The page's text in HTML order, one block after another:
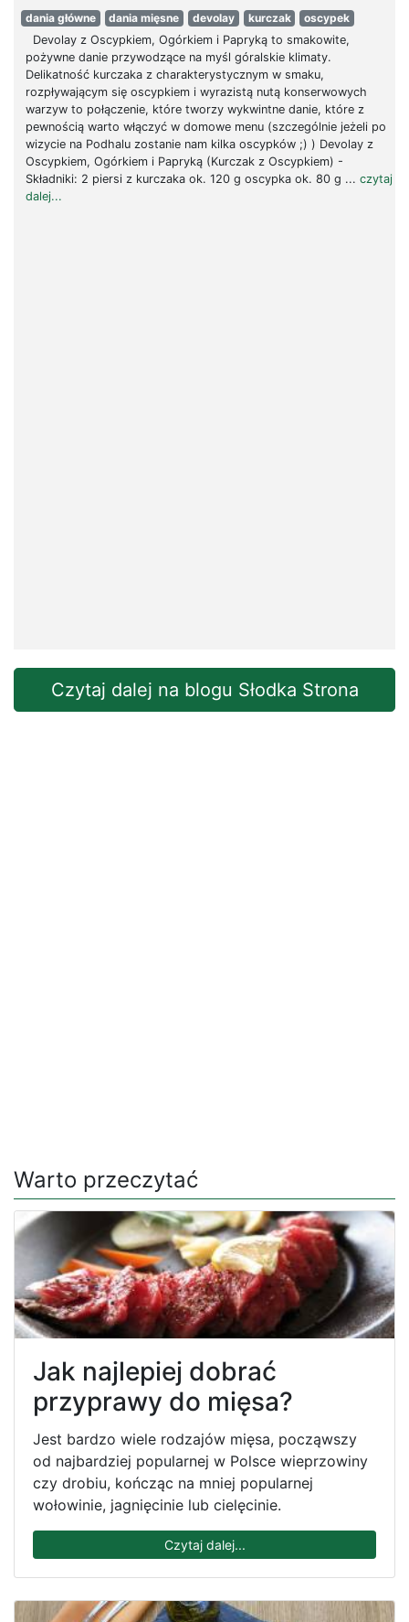
dania główne dania mięsne devolay kurczak
oscypek
Devolay z Oscypkiem, Ogórkiem i Papryką to smakowite,
pożywne danie przywodzące na myśl góralskie klimaty.
Delikatność kurczaka z charakterystycznym w smaku,
rozpływającym się oscypkiem i wyrazistą nutą konserwowych
warzyw to połączenie, które tworzy wykwintne danie, które z
pewnością warto włączyć w domowe menu (szczególnie jeżeli po
wizycie na Podhalu zostanie nam kilka oscypków ;) ) Devolay z
Oscypkiem, Ogórkiem i Papryką (Kurczak z Oscypkiem) -
Składniki: 2 piersi z kurczaka ok. 120 g oscypka ok. 80 g ... czytaj
dalej...
Czytaj dalej na blogu Słodka Strona
Warto przeczytać
Jak najlepiej dobrać
przyprawy do mięsa?
Jest bardzo wiele rodzajów mięsa, począwszy
od najbardziej popularnej w Polsce wieprzowiny
czy drobiu, kończąc na mniej popularnej
wołowinie, jagnięcinie lub cielęcinie.
Czytaj dalej...